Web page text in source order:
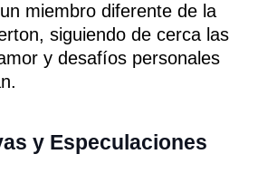
miembro diferente de la
siguiendo de cerca las
y desafíos personales
y Especulaciones